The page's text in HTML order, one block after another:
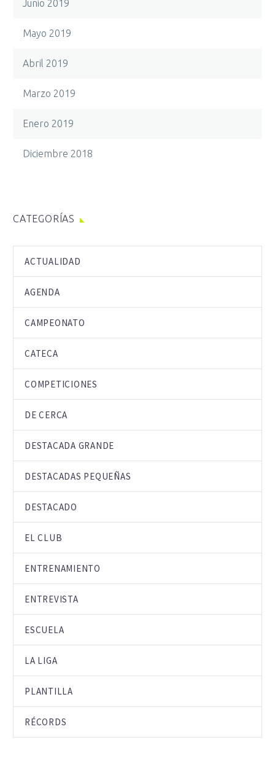
Junio 2019
Mayo 2019
Abril 2019
Marzo 2019
Enero 2019
Diciembre 2018
CATEGORÍAS
ACTUALIDAD
AGENDA
CAMPEONATO
CATECA
COMPETICIONES
DE CERCA
DESTACADA GRANDE
DESTACADAS PEQUEÑAS
DESTACADO
EL CLUB
ENTRENAMIENTO
ENTREVISTA
ESCUELA
LA LIGA
PLANTILLA
RÉCORDS